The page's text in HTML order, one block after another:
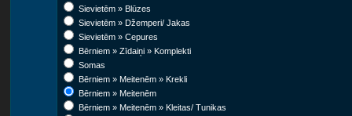
Sievietēm » Blūzes
Sievietēm » Džemperi/ Jakas
Sievietēm » Cepures
Bērniem » Zīdaiņi » Komplekti
Somas
Bērniem » Meitenēm » Krekli
Bērniem » Meitenēm
Bērniem » Meitenēm » Kleitas/ Tunikas